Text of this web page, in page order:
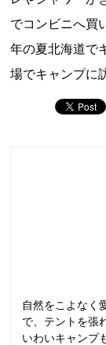
でコンビニへ買
年の夏北海道で
場でキャンプに
自然をこよなく
で、テントを張
いわいキャンプ